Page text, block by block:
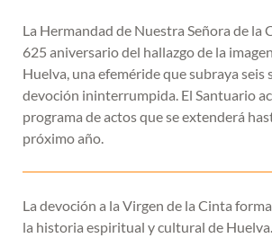
La Hermandad de Nuestra Señora de la
625 aniversario del hallazgo de la
Huelva, una efeméride que subraya seis
devoción ininterrumpida. El Santuario
programa de actos que se extenderá
próximo año.
La devoción a la Virgen de la Cinta
la historia espiritual y cultural de